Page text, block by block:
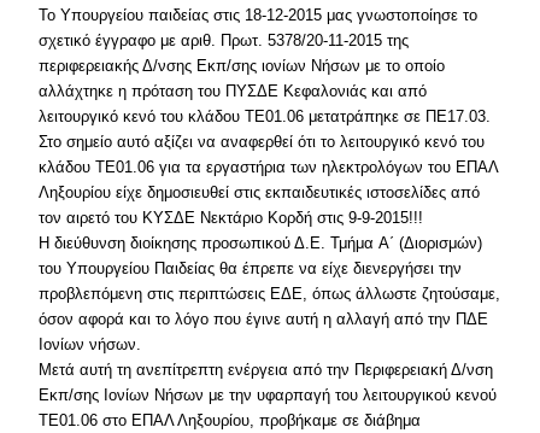
Το Υπουργείου παιδείας στις 18-12-2015 μας γνωστοποίησε το
σχετικό έγγραφο με αριθ. Πρωτ. 5378/20-11-2015 της
περιφερειακής Δ/νσης Εκπ/σης ιονίων Νήσων με το οποίο
αλλάχτηκε η πρόταση του ΠΥΣΔΕ Κεφαλονιάς και από
λειτουργικό κενό του κλάδου ΤΕ01.06 μετατράπηκε σε ΠΕ17.03.
Στο σημείο αυτό αξίζει να αναφερθεί ότι το λειτουργικό κενό του
κλάδου ΤΕ01.06 για τα εργαστήρια των ηλεκτρολόγων του ΕΠΑΛ
Ληξουρίου είχε δημοσιευθεί στις εκπαιδευτικές ιστοσελίδες από
τον αιρετό του ΚΥΣΔΕ Νεκτάριο Κορδή στις 9-9-2015!!!
Η διεύθυνση διοίκησης προσωπικού Δ.Ε. Τμήμα A΄ (Διορισμών)
του Υπουργείου Παιδείας θα έπρεπε να είχε διενεργήσει την
προβλεπόμενη στις περιπτώσεις ΕΔΕ, όπως άλλωστε ζητούσαμε,
όσον αφορά και το λόγο που έγινε αυτή η αλλαγή από την ΠΔΕ
Ιονίων νήσων.
Μετά αυτή τη ανεπίτρεπτη ενέργεια από την Περιφερειακή Δ/νση
Εκπ/σης Ιονίων Νήσων με την υφαρπαγή του λειτουργικού κενού
ΤΕ01.06 στο ΕΠΑΛ Ληξουρίου, προβήκαμε σε διάβημα